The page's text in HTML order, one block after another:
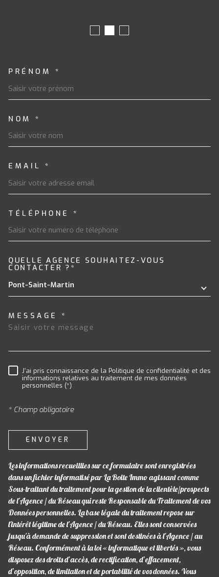
PRÉNOM *
NOM *
EMAIL *
TÉLÉPHONE *
QUELLE AGENCE SOUHAITEZ-VOUS
CONTACTER ?*
Pont-Saint-Martin
MESSAGE *
RÈGLEMENTATION
J'ai pris connaissance de la Politique de confidentialité et des
informations relatives au traitement de mes données
personnelles (*)
* Champ obligatoire
ENVOYER
Les informations recueillies sur ce formulaire sont enregistrées
dans un fichier informatisé par La Boite Immo agissant comme
Sous-traitant du traitement pour la gestion de la clientèle/prospects
de l'Agence / du Réseau qui reste Responsable du Traitement de vos
Données personnelles. La base légale du traitement repose sur
l'intérêt légitime de l'Agence / du Réseau. Elles sont conservées
jusqu'à demande de suppression et sont destinées à l'Agence / au
Réseau. Conformément à la loi « informatique et libertés », vous
disposez des droits d’accès, de rectification, d’effacement,
d’opposition, de limitation et de portabilité de vos données. Vous